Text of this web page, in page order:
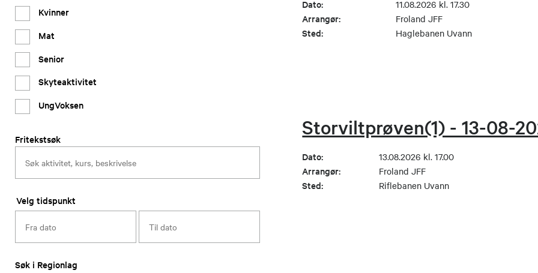
Kvinner
Mat
Senior
Skyteaktivitet
UngVoksen
Fritekstsøk
Velg tidspunkt
Søk i Regionlag
Dato: 11.08.2026 kl. 17.30
Arrangør: Froland JFF
Sted: Haglebanen Uvann
Storviltprøven(1) - 13-08-
Dato: 13.08.2026 kl. 17.00
Arrangør: Froland JFF
Sted: Riflebanen Uvann